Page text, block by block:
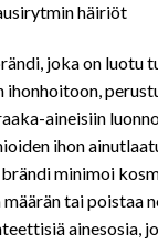
häiriöt
joka on luotu
ihonhoitoon,
aineisiin
ihon
minimoi
tai poistaa
ainesosia,